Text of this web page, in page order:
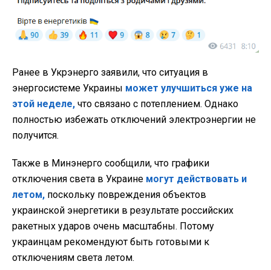
Ранее в Укрэнерго заявили, что ситуация в
энергосистеме Украины может улучшиться уже на
этой неделе, что связано с потеплением. Однако
полностью избежать отключений электроэнергии не
получится.
Также в Минэнерго сообщили, что графики
отключения света в Украине могут действовать и
летом, поскольку повреждения объектов
украинской энергетики в результате российских
ракетных ударов очень масштабны. Потому
украинцам рекомендуют быть готовыми к
отключениям света летом.